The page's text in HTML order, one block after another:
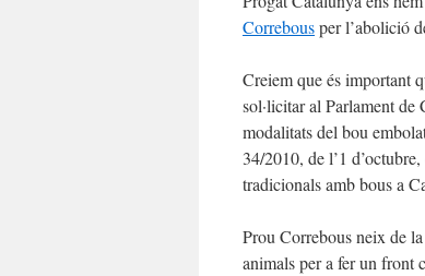
Correbousper l’abolició
Creiem que és important
sol·licitar al Parlament de
modalitats del bou
34/2010, de l’1
tradicionals amb bous a
Prou Correbous neix de
animals per a fer un front